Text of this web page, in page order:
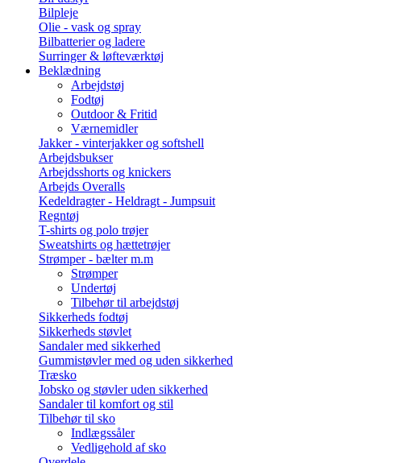
Bilpleje
Olie - vask og spray
Bilbatterier og ladere
Surringer & løfteværktøj
Beklædning
Arbejdstøj
Fodtøj
Outdoor & Fritid
Værnemidler
Jakker - vinterjakker og softshell
Arbejdsbukser
Arbejdsshorts og knickers
Arbejds Overalls
Kedeldragter - Heldragt - Jumpsuit
Regntøj
T-shirts og polo trøjer
Sweatshirts og hættetrøjer
Strømper - bælter m.m
Strømper
Undertøj
Tilbehør til arbejdstøj
Sikkerheds fodtøj
Sikkerheds støvlet
Sandaler med sikkerhed
Gummistøvler med og uden sikkerhed
Træsko
Jobsko og støvler uden sikkerhed
Sandaler til komfort og stil
Tilbehør til sko
Indlægssåler
Vedligehold af sko